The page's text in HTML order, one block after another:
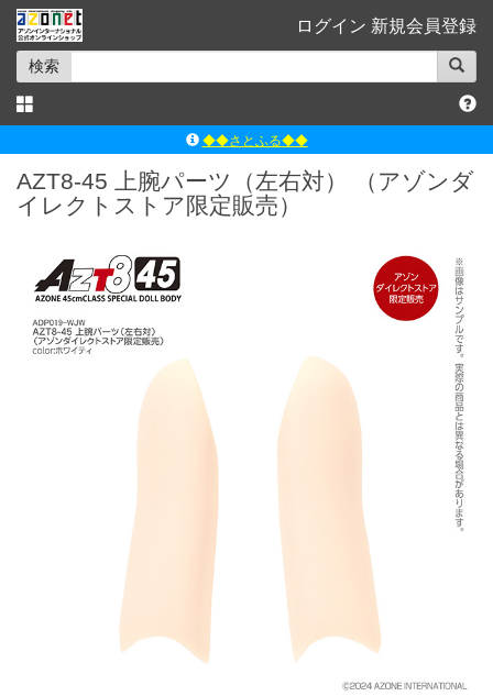
ログイン 新規会員登録
検索
◆◆さとふる◆◆
ｱｿﾞﾝﾚｰﾍﾞﾙｼｮｯﾌﾟ楽天市場店
アゾンダイレクトストア
AZT8-45 上腕パーツ（左右対） （アゾンダ
イレクトストア限定販売）